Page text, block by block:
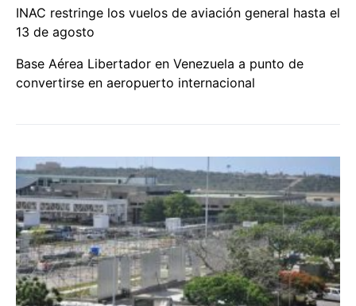
INAC restringe los vuelos de aviación general hasta el
13 de agosto
Base Aérea Libertador en Venezuela a punto de
convertirse en aeropuerto internacional